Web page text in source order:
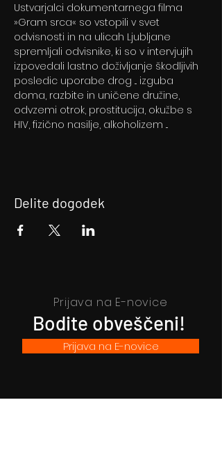
Ustvarjalci dokumentarnega filma
»Gram srca« so vstopili v svet
odvisnosti in na ulicah Ljubljane
spremljali odvisnike, ki so v intervjujih
izpovedali lastno doživljanje škodljivih
posledic uporabe drog ... izguba
doma, razbite in uničene družine,
odvzemi otrok, prostitucija, okužbe s
HIV, fizično nasilje, alkoholizem ...
Delite dogodek
Prijava na E-novice
Bodite obveščeni!
Prijava na E-novice